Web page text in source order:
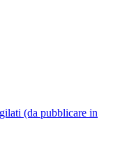
(da pubblicare in